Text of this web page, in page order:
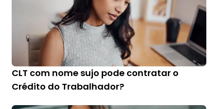
CLT com nome sujo pode contratar o
Crédito do Trabalhador?